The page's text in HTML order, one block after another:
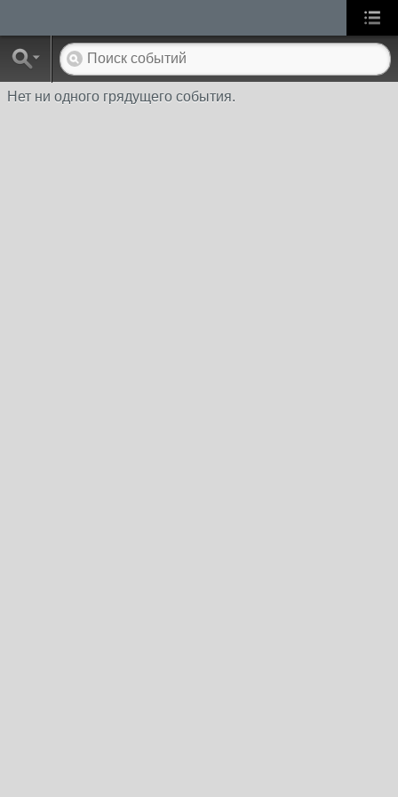
Нет ни одного грядущего события.